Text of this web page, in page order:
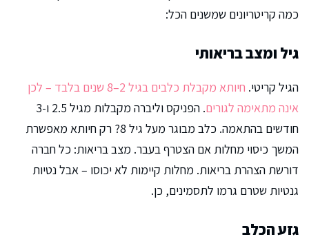
כמה קריטריונים שמשנים הכל:
גיל ומצב בריאותי
הגיל קריטי.
חיותא מקבלת כלבים בגיל 2–8 שנים בלבד – לכן
אינה מתאימה לגורים
. הפניקס וליברה מקבלות מגיל 2.5 ו-3
חודשים בהתאמה. כלב מבוגר מעל גיל 8? רק חיותא מאפשרת
המשך כיסוי מחלות אם הצטרף בעבר. מצב בריאות: כל חברה
דורשת הצהרת בריאות. מחלות קיימות לא יכוסו – אבל נטיות
גנטיות שטרם גרמו לתסמינים, כן.
גזע הכלב